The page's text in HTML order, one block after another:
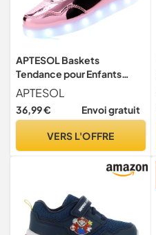
APTESOL Baskets
Tendance pour Enfants
avec lumières LED,
Chaussures de Sport
Clignotantes
garçons et Filles[Rose, 32]
APTESOL
36,99 € Envoi gratuit
VERS L'OFFRE